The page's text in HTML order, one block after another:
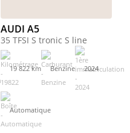
AUDI A5
35 TFSI S tronic S line
19 822 km Benzine 2024
Automatique